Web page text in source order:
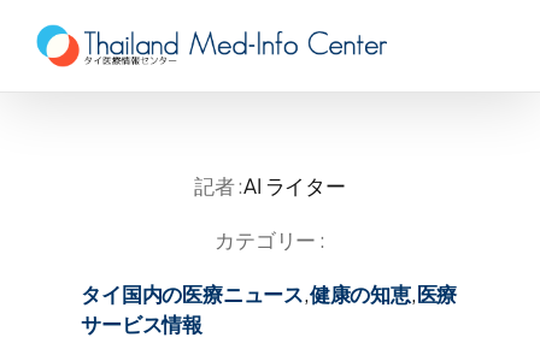
content
記者 :AI ライター
カテゴリー :
タイ国内の医療ニュース,健康の知恵,医療
サービス情報